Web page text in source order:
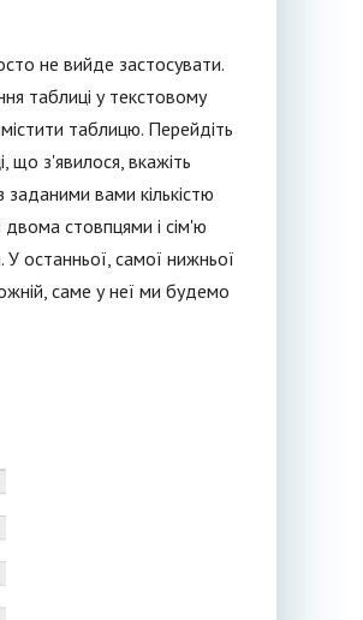
не вийде застосувати.
таблиці у текстовому
таблицю. Перейдіть
що з'явилося, вкажіть
заданими вами кількістю
стовпцями і сім'ю
останньої, самої нижньої
саме у неї ми будемо